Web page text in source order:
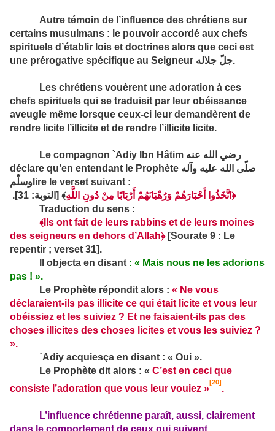
Autre témoin de l’influence des chrétiens sur
certains musulmans : le pouvoir accordé aux chefs
spirituels d’établir lois et doctrines alors que ceci est
une prérogative spécifique au Seigneur جلّ جلاله.
Les chrétiens vouèrent une adoration à ces
chefs spirituels qui se traduisit par leur obéissance
aveugle même lorsque ceux-ci leur demandèrent de
rendre licite l’illicite et de rendre l’illicite licite.
Le compagnon `Adiy Ibn Hâtim رضي الله عنه
déclare qu’en enten­dant le Prophète صلّى الله عليه وآله
وسلّم lire le verset suivant :
﴿اتَّخَذُوا أَحْبَارَهُمْ وَرُهْبَانَهُمْ أَرْبَابًا مِنْ دُونِ اللَّهِ﴾ [التوبة: 31
].
Traduction du sens :
﴾Ils ont fait de leurs rabbins et de leurs moines
des seign­eurs en dehors d’Allah﴿ [Sourate 9 : Le
repentir ; verset 31].
Il objecta en disant : « Mais nous ne les adorions
pas ! ».
Le Prophète répondit alors : « Ne vous
déclaraient-ils pas illicite ce qui était licite et vous leur
obéissiez et les suiviez ? Et ne faisaient-ils pas des
choses illicites des choses licites et vous les suiviez ?
».
`Adiy acquiesça en disant : « Oui ».
Le Prophète dit alors : « C’est en ceci que
consiste l’adoration que vous leur vouiez »
[20]
.
L’influence chrétienne paraît, aussi, clairement
dans le comportement de ceux qui suivent